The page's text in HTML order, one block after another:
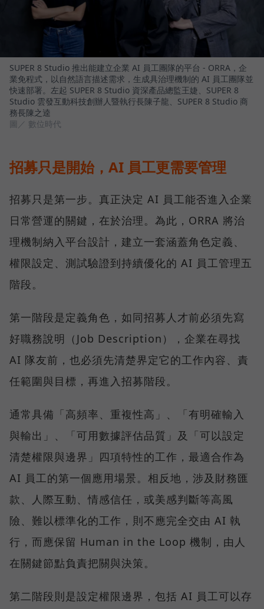
SUPER 8 Studio 推出能建立企業 AI 員工團隊的平台 - ORRA，企
業免程式，以自然語言描述需求，生成具治理機制的 AI 員工團隊並
快速部署。左起 SUPER 8 Studio 資深產品總監王婕、SUPER 8
Studio 雲發互動科技創辦人暨執行長陳子龍、SUPER 8 Studio 商
務長陳之逵
圖／ 數位時代
招募只是開始，AI 員工更需要管理
招募只是第一步。真正決定 AI 員工能否進入企業
日常營運的關鍵，在於治理。為此，ORRA 將治
理機制納入平台設計，建立一套涵蓋角色定義、
權限設定、測試驗證到持續優化的 AI 員工管理五
階段。
第一階段是定義角色，如同招募人才前必須先寫
好職務說明（Job Description），企業在尋找
AI 隊友前，也必須先清楚界定它的工作內容、責
任範圍與目標，再進入招募階段。
通常具備「高頻率、重複性高」、「有明確輸入
與輸出」、「可用數據評估品質」及「可以設定
清楚權限與邊界」四項特性的工作，最適合作為
AI 員工的第一個應用場景。相反地，涉及財務匯
款、人際互動、情感信任，或美感判斷等高風
險、難以標準化的工作，則不應完全交由 AI 執
行，而應保留 Human in the Loop 機制，由人
在關鍵節點負責把關與決策。
第二階段則是設定權限邊界，包括 AI 員工可以存